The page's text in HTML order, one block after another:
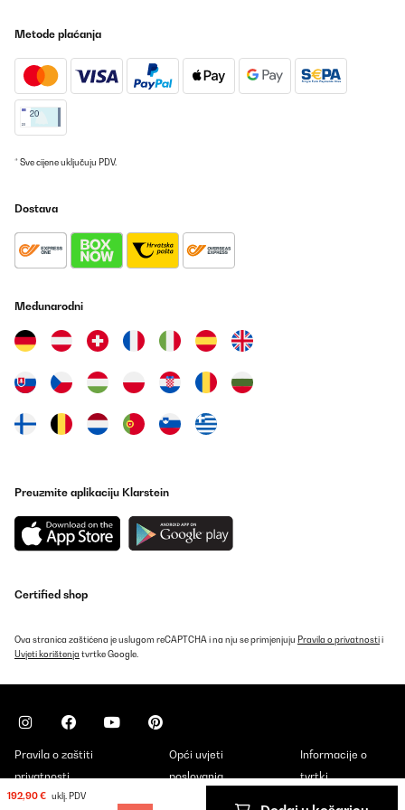
192,90 € uklj. PDV
die exakte Temperatur anzeigt, kann ich nicht wirklich sagen
dazu fehlen mir die Messinstrumente. Jedoch wenn ich den
Temperatursensor auf 21 °C stelle und diesen circa 2 m vom
Paneel entfernt auf den Tisch stelle, schaltet dieses entsprechend
angenehm zu und ab, ohne dass es sich im Dauerbetrieb befindet
Also funktioniert auch dieses Teil in diesem Sinne. dies gibt mir
gegenseitig in der Nähe befinden müssen, um auch entsprechend
Amazon-Benutzer
disponiamo di molto spazio,ero stata tentata per via delle
aspettative sono state ampiamente ripagate..fa presto calore e
visivamente fa davvero una splendida figura.
Utente Amazon
Metode plaćanja
* Sve cijene uključuju PDV.
Dostava
Međunarodni
Preuzmite aplikaciju Klarstein
Certified shop
Ova stranica zaštićena je uslugom reCAPTCHA i na nju se primjenjuju Pravila o privatnostii
Uvjeti korištenja tvrtke Google.
Pravila o zaštiti
privatnosti
Opći uvjeti
poslovanja
Informacije o
tvrtki